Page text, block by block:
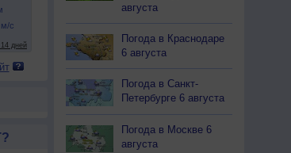
августа
Погода в Краснодаре
6 августа
Погода в Санкт-
Петербурге 6 августа
Погода в Москве 6
августа